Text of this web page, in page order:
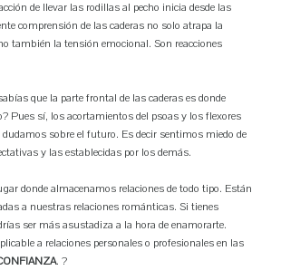
de llevar las rodillas al pecho inicia desde las
comprensión de las caderas no solo atrapa la
también la tensión emocional. Son reacciones
que la parte frontal de las caderas es donde
Pues sí, los acortamientos del psoas y los flexores
sobre el futuro. Es decir sentimos miedo de
y las establecidas por los demás.
donde almacenamos relaciones de todo tipo. Están
a nuestras relaciones románticas. Si tienes
ser más asustadiza a la hora de enamorarte.
a relaciones personales o profesionales en las
. ?